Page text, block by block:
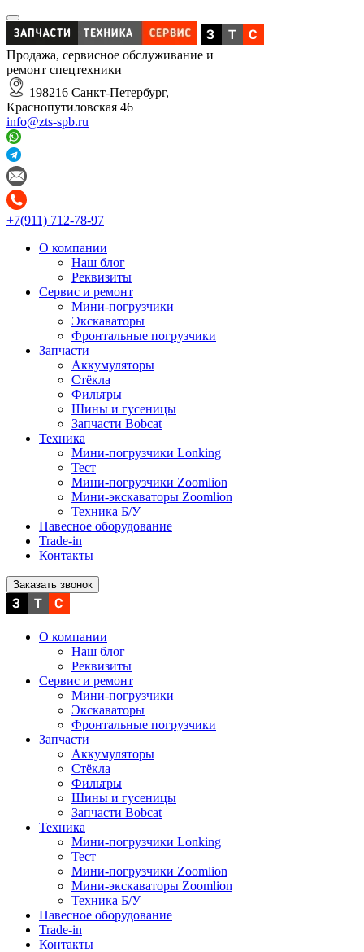
Продажа, сервисное обслуживание и
ремонт спецтехники
198216 Санкт-Петербург,
Краснопутиловская 46
info@zts-spb.ru
+7(911) 712-78-97
О компании
Наш блог
Реквизиты
Сервис и ремонт
Мини-погрузчики
Экскаваторы
Фронтальные погрузчики
Запчасти
Аккумуляторы
Стёкла
Фильтры
Шины и гусеницы
Запчасти Bobcat
Техника
Мини-погрузчики Lonking
Тест
Мини-погрузчики Zoomlion
Мини-экскаваторы Zoomlion
Техника Б/У
Навесное оборудование
Trade-in
Контакты
Заказать звонок
О компании
Наш блог
Реквизиты
Сервис и ремонт
Мини-погрузчики
Экскаваторы
Фронтальные погрузчики
Запчасти
Аккумуляторы
Стёкла
Фильтры
Шины и гусеницы
Запчасти Bobcat
Техника
Мини-погрузчики Lonking
Тест
Мини-погрузчики Zoomlion
Мини-экскаваторы Zoomlion
Техника Б/У
Навесное оборудование
Trade-in
Контакты